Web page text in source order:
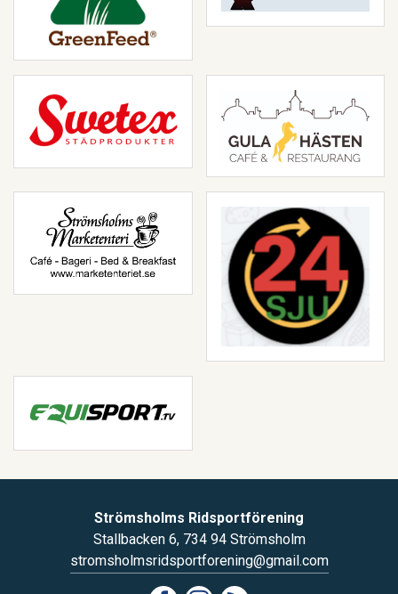
Strömsholms Ridsportförening
Stallbacken 6, 734 94 Strömsholm
stromsholmsridsportforening@gmail.com